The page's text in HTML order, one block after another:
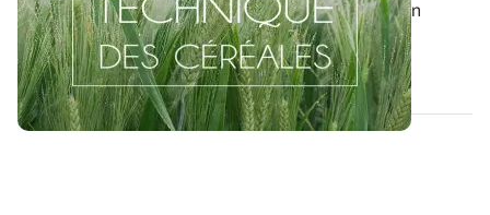
Faut-il investir dès l’automne en désherbage ou bien
reporter les interventions dans un...
20 OCT. 2016